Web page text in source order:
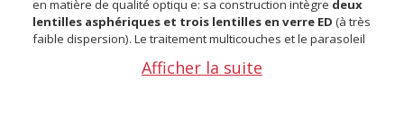
en matière de qualité optiqu e: sa construction intègre deux
lentilles asphériques et trois lentilles en verre ED (à très
faible dispersion). Le traitement multicouches et le parasoleil
Afficher la suite